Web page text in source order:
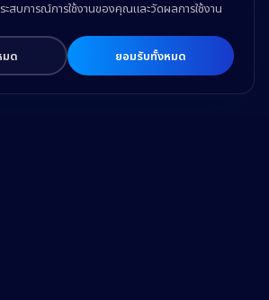
ะสบการณ์การใช้งานของคุณและวัดผลการใช้งาน
มด
ยอมรับทั้งหมด